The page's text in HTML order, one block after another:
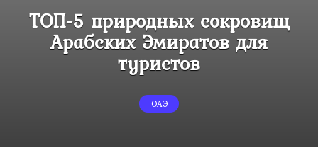
ТОП-5 природных сокровищ
Арабских Эмиратов для
туристов
ОАЭ